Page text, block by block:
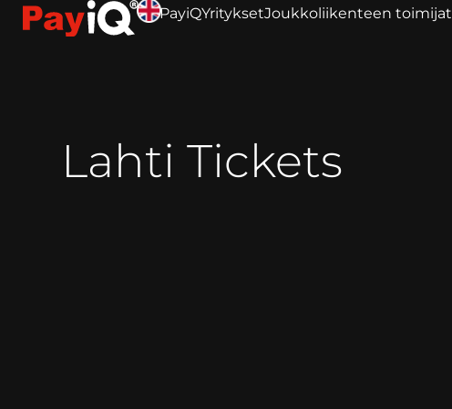
PayiQYrityksetJoukkoliikenteen toimijat
Lahti Tickets